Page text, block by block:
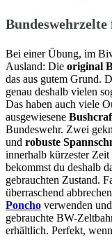
Bei einer Übung, im
Ausland: Die original
das aus gutem Grund.
genau deshalb vielen
Das haben auch viele
ausgewiesene
Bundeswehr. Zwei
und robuste
innerhalb kürzester
bekommst du deshalb
gebrauchten Zustand.
überraschend
Poncho verwenden
gebrauchte BW-
erhältlich. Perfekt,